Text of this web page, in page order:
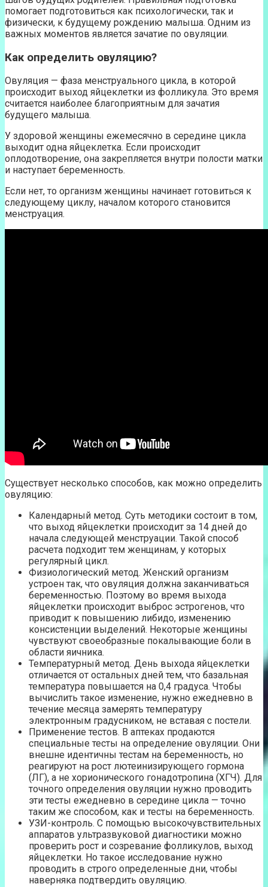
помогает подготовиться как психологически, так и
физически, к будущему рождению малыша. Одним из
важных моментов является зачатие по овуляции.
Как определить овуляцию?
Овуляция — фаза менструального цикла, в которой
происходит выход яйцеклетки из фолликула. Это время
считается наиболее благоприятным для зачатия
будущего малыша.
У здоровой женщины ежемесячно в середине цикла
выходит одна яйцеклетка. Если происходит
оплодотворение, она закрепляется внутри полости матки
и наступает беременность.
Если нет, то организм женщины начинает готовиться к
следующему циклу, началом которого становится
менструация.
Существует несколько способов, как можно определить
овуляцию:
Календарный метод. Суть методики состоит в том,
что выход яйцеклетки происходит за 14 дней до
начала следующей менструации. Такой способ
расчета подходит тем женщинам, у которых
регулярный цикл.
Физиологический метод. Женский организм
устроен так, что овуляция должна заканчиваться
беременностью. Поэтому во время выхода
яйцеклетки происходит выброс эстрогенов, что
приводит к повышению либидо, изменению
консистенции выделений. Некоторые женщины
чувствуют своеобразные покалывающие боли в
области яичника.
Температурный метод. День выхода яйцеклетки
отличается от остальных дней тем, что базальная
температура повышается на 0,4 градуса. Чтобы
вычислить такое изменение, нужно ежедневно в
течение месяца замерять температуру
электронным градусником, не вставая с постели.
Применение тестов. В аптеках продаются
специальные тесты на определение овуляции. Они
внешне идентичны тестам на беременность, но
реагируют на рост лютеинизирующего гормона
(ЛГ), а не хорионического гонадотропина (ХГЧ). Для
точного определения овуляции нужно проводить
эти тесты ежедневно в середине цикла — точно
таким же способом, как и тесты на беременность.
УЗИ-контроль. С помощью высокочувствительных
аппаратов ультразвуковой диагностики можно
проверить рост и созревание фолликулов, выход
яйцеклетки. Но такое исследование нужно
проводить в строго определенные дни, чтобы
наверняка подтвердить овуляцию.